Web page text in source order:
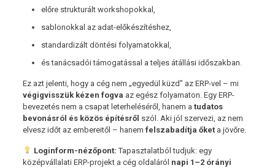
előre strukturált workshopokkal,
sablonokkal az adat-előkészítéshez,
standardizált döntési folyamatokkal,
és tanácsadói támogatással a teljes átállási időszakban.
Ez azt jelenti, hogy a cég nem „egyedül küzd” az ERP-vel – mi
végigvisszük kézen fogva az egész folyamaton. Egy ERP-
bevezetés nem a csapat leterheléséről, hanem a tudatos
bevonásról és közös építésről szól. Aki jól szervezi, az nem
elvesz időt az embereitől – hanem felszabadítja őketa jövőre.
Loginform-nézőpont:Tapasztalatból tudjuk: egy
középvállalati ERP-projekt a cég oldaláról napi 1–2 órányi